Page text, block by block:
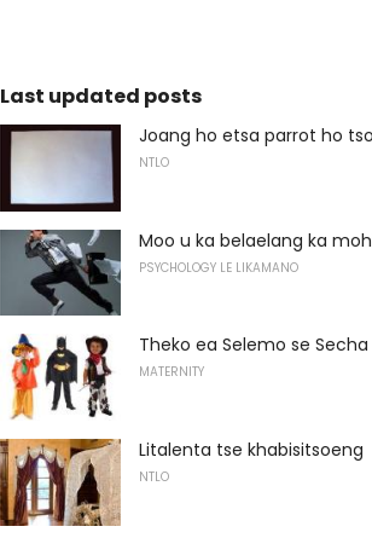
Last updated posts
Joang ho etsa parrot ho
NTLO
Moo u ka belaelang ka
PSYCHOLOGY LE LIKAMANO
Theko ea Selemo se
MATERNITY
Litalenta tse khabisitsoeng
NTLO